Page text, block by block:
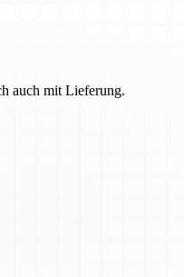
auch mit Lieferung.